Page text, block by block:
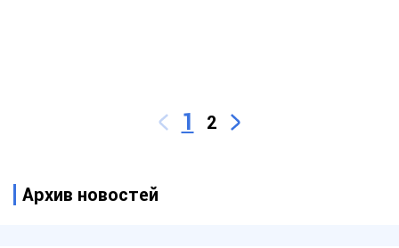
1 2
Архив новостей